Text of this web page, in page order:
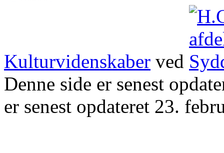
Kulturvidenskaber ved
Denne side er senest
er senest opdateret 23.